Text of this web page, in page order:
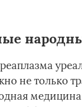
не только
медицина